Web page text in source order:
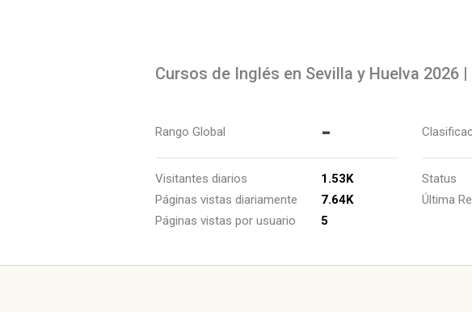
Cursos de Inglés en Sevilla y Huelva 2026
Rango Global -
Visitantes diarios
1.53K
Páginas vistas diariamente
7.64K
Páginas vistas por usuario
5
Status
Última